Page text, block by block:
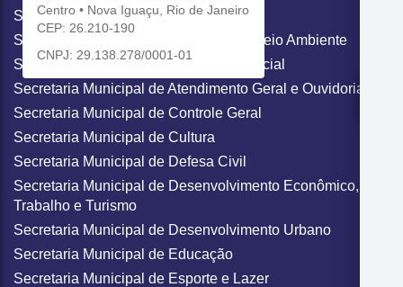
Centro • Nova Iguaçu, Rio de Janeiro
CEP: 26.210-190
CNPJ: 29.138.278/0001-01
Secretaria Municipal de Administração
Secretaria Municipal de Agricultura e Meio Ambiente
Secretaria Municipal de Assistência Social
Secretaria Municipal de Atendimento Geral e Ouvidoria
Secretaria Municipal de Controle Geral
Secretaria Municipal de Cultura
Secretaria Municipal de Defesa Civil
Secretaria Municipal de Desenvolvimento Econômico,
Trabalho e Turismo
Secretaria Municipal de Desenvolvimento Urbano
Secretaria Municipal de Educação
Secretaria Municipal de Esporte e Lazer